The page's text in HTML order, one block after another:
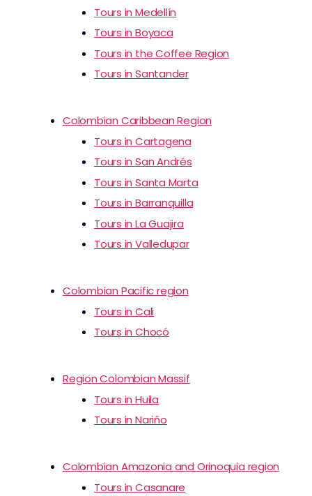
Tours in Medellín
Tours in Boyaca
Tours in the Coffee Region
Tours in Santander
Colombian Caribbean Region
Tours in Cartagena
Tours in San Andrés
Tours in Santa Marta
Tours in Barranquilla
Tours in La Guajira
Tours in Valledupar
Colombian Pacific region
Tours in Cali
Tours in Chocó
Region Colombian Massif
Tours in Huila
Tours in Nariño
Colombian Amazonia and Orinoquia region
Tours in Casanare